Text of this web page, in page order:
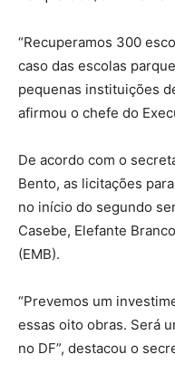
“Recuperamos 300
caso das escolas
pequenas instituições
afirmou o chefe do
De acordo com o
Bento, as licitações
no início do segundo
Casebe, Elefante
(EMB).
“Prevemos um
essas oito obras. Será
no DF”, destacou o